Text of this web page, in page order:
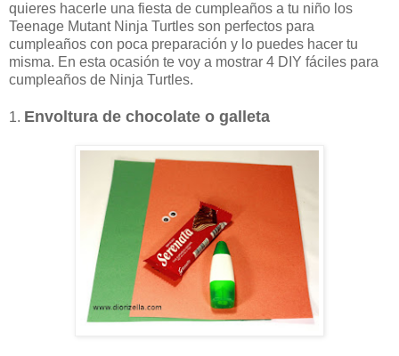
quieres hacerle una fiesta de cumpleaños a tu niño los
Teenage Mutant Ninja Turtles son perfectos para
cumpleaños con poca preparación y lo puedes hacer tu
misma. En esta ocasión te voy a mostrar 4 DIY fáciles para
cumpleaños de Ninja Turtles.
1. Envoltura de chocolate o galleta